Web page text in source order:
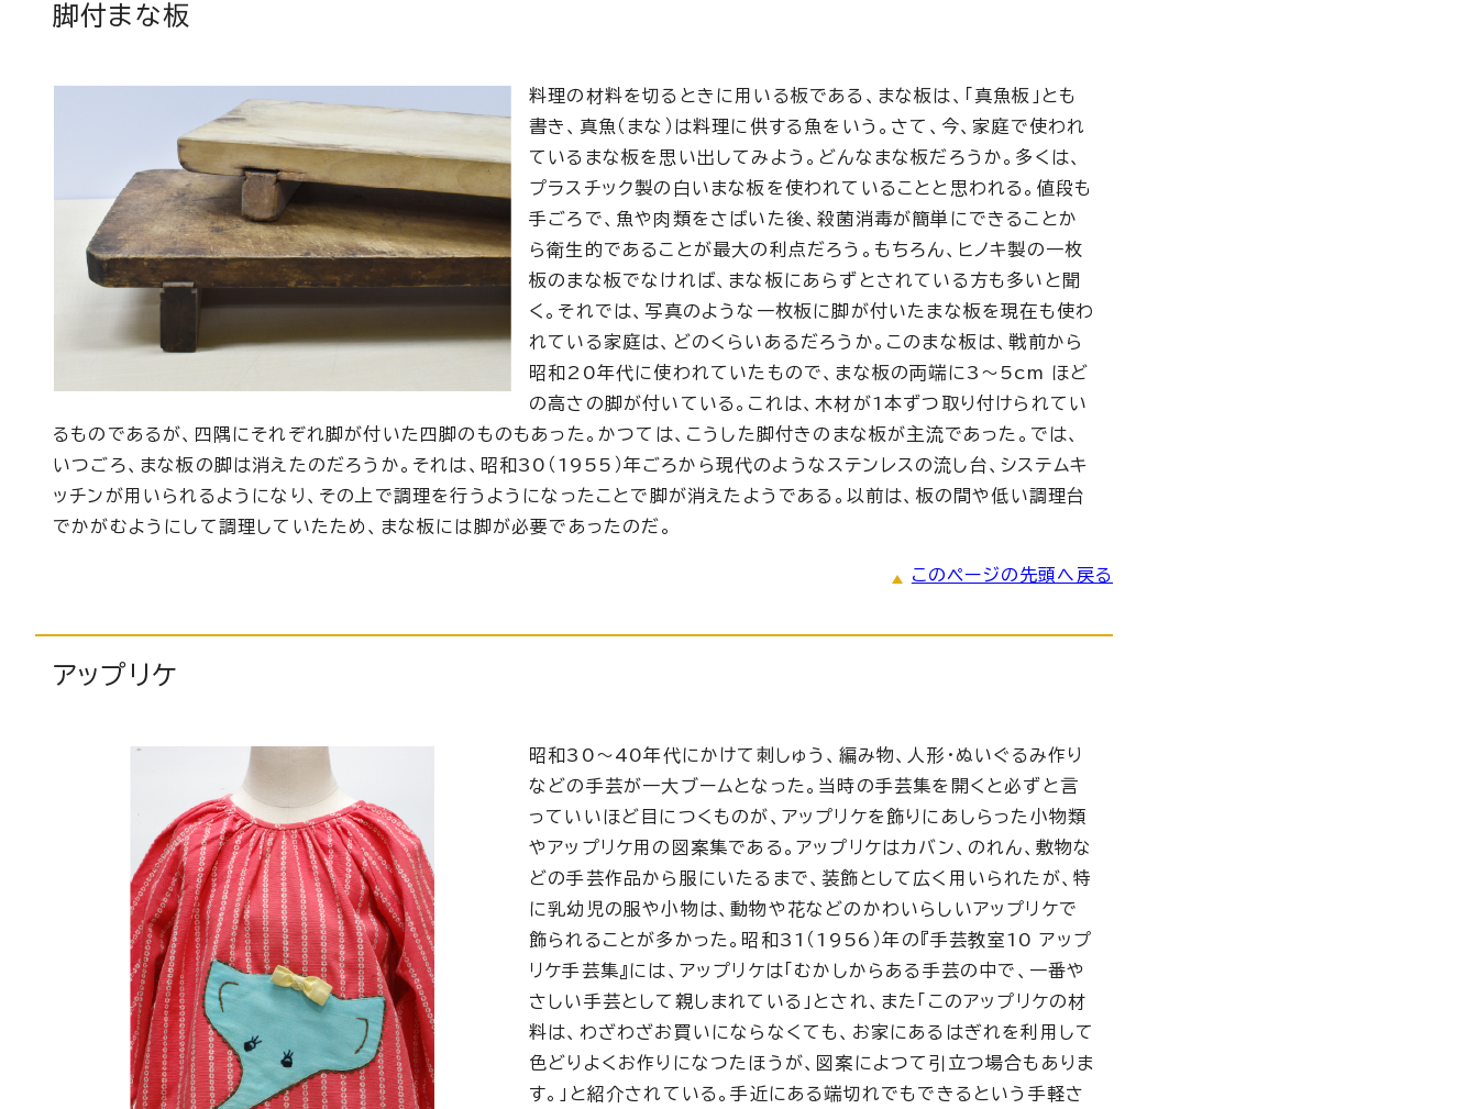
脚付まな板
料理の材料を切るときに用いる板である、まな板は、「真魚板」とも
書き、真魚（まな）は料理に供する魚をいう。さて、今、家庭で使われ
ているまな板を思い出してみよう。どんなまな板だろうか。多くは、
プラスチック製の白いまな板を使われていることと思われる。値段も
手ごろで、魚や肉類をさばいた後、殺菌消毒が簡単にできることか
ら衛生的であることが最大の利点だろう。もちろん、ヒノキ製の一枚
板のまな板でなければ、まな板にあらずとされている方も多いと聞
く。それでは、写真のような一枚板に脚が付いたまな板を現在も使わ
れている家庭は、どのくらいあるだろうか。このまな板は、戦前から
昭和20年代に使われていたもので、まな板の両端に3〜5cm ほど
の高さの脚が付いている。これは、木材が1本ずつ取り付けられてい
るものであるが、四隅にそれぞれ脚が付いた四脚のものもあった。かつては、こうした脚付きのまな板が主流であった。では、
いつごろ、まな板の脚は消えたのだろうか。それは、昭和30（1955）年ごろから現代のようなステンレスの流し台、システムキ
ッチンが用いられるようになり、その上で調理を行うようになったことで脚が消えたようである。以前は、板の間や低い調理台
でかがむようにして調理していたため、まな板には脚が必要であったのだ。
このページの先頭へ戻る
アップリケ
昭和30～40年代にかけて刺しゅう、編み物、人形・ぬいぐるみ作り
などの手芸が一大ブームとなった。当時の手芸集を開くと必ずと言
っていいほど目につくものが、アップリケを飾りにあしらった小物類
やアップリケ用の図案集である。アップリケはカバン、のれん、敷物な
どの手芸作品から服にいたるまで、装飾として広く用いられたが、特
に乳幼児の服や小物は、動物や花などのかわいらしいアップリケで
飾られることが多かった。昭和31（1956）年の『手芸教室10 アップ
リケ手芸集』には、アップリケは「むかしからある手芸の中で、一番や
さしい手芸として親しまれている」とされ、また「このアップリケの材
料は、わざわざお買いにならなくても、お家にあるはぎれを利用して
色どりよくお作りになつたほうが、図案によつて引立つ場合もありま
す。」と紹介されている。手近にある端切れでもできるという手軽さ